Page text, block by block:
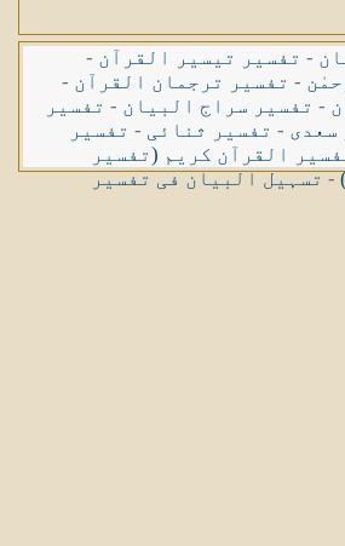
- تفسیر تیسیر القرآن -
- تفسیر ترجمان القرآن -
- تفسیر سراج البیان - تفسیر
سعدی - تفسیر ثنائی - تفسیر
القرآن کریم (تفسیر
-تسہیل البیان فی تفسیر